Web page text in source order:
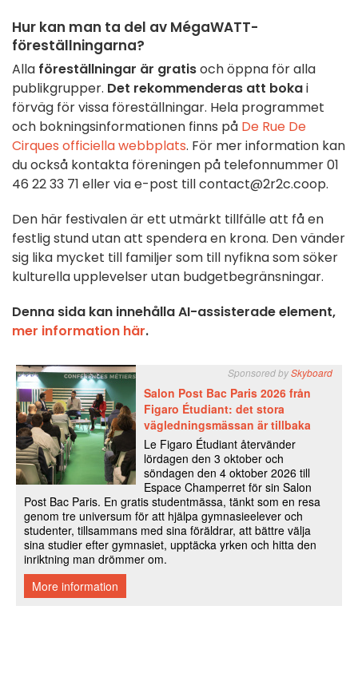
Hur kan man ta del av MégaWATT-
föreställningarna?
Alla föreställningar är gratisoch öppna för alla
publikgrupper. Det rekommenderas att bokai
förväg för vissa föreställningar. Hela programmet
och bokningsinformationen finns på De Rue De
Cirques officiella webbplats. För mer information kan
du också kontakta föreningen på telefonnummer 01
46 22 33 71 eller via e-post till contact@2r2c.coop.
Den här festivalen är ett utmärkt tillfälle att få en
festlig stund utan att spendera en krona. Den vänder
sig lika mycket till familjer som till nyfikna som söker
kulturella upplevelser utan budgetbegränsningar.
Denna sida kan innehålla AI-assisterade element,
mer information här.